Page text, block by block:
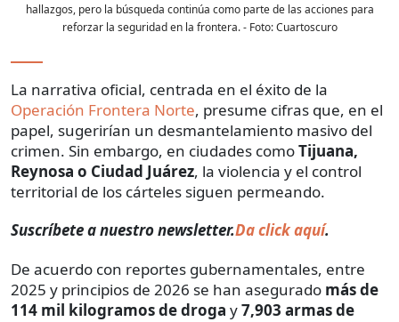
hallazgos, pero la búsqueda continúa como parte de las acciones para
reforzar la seguridad en la frontera.- Foto:Cuartoscuro
La narrativa oficial, centrada en el éxito de la
Operación Frontera Norte, presume cifras que, en el
papel, sugerirían un desmantelamiento masivo del
crimen. Sin embargo, en ciudades comoTijuana,
Reynosa o Ciudad Juárez, la violencia y el control
territorial de los cárteles siguen permeando.
Suscríbete a nuestro newsletter.Da click aquí.
De acuerdo con reportes gubernamentales, entre
2025 y principios de 2026 se han asegurado más de
114 mil kilogramos de droga y7,903 armas de